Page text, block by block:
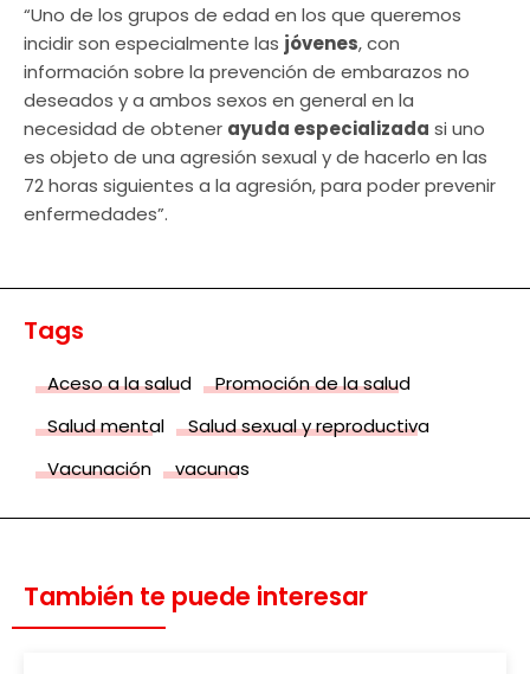
“Uno de los grupos de edad en los que queremos
incidir son especialmente las jóvenes, con
información sobre la prevención de embarazos no
deseados y a ambos sexos en general en la
necesidad de obtener ayuda especializada si uno
es objeto de una agresión sexual y de hacerlo en las
72 horas siguientes a la agresión, para poder prevenir
enfermedades”.
Tags
Aceso a la salud
Promoción de la salud
Salud mental
Salud sexual y reproductiva
Vacunación
vacunas
También te puede interesar